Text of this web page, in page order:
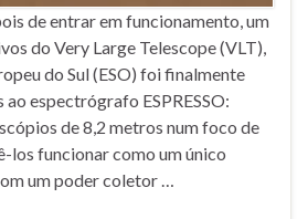
de entrar em funcionamento, um
do Very Large Telescope (VLT),
do Sul (ESO) foi finalmente
espectrógrafo ESPRESSO:
de 8,2 metros num foco de
los funcionar como um único
um poder coletor …